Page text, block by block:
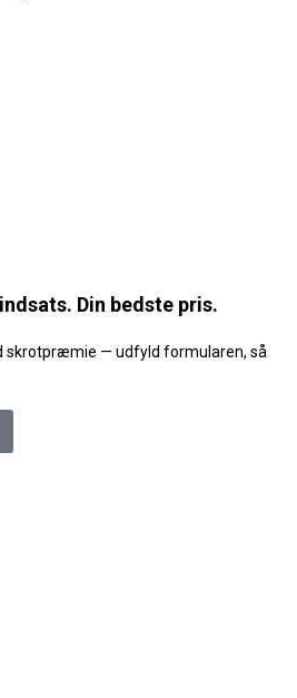
Din bedste pris.
skrotpræmie — udfyld formularen, så